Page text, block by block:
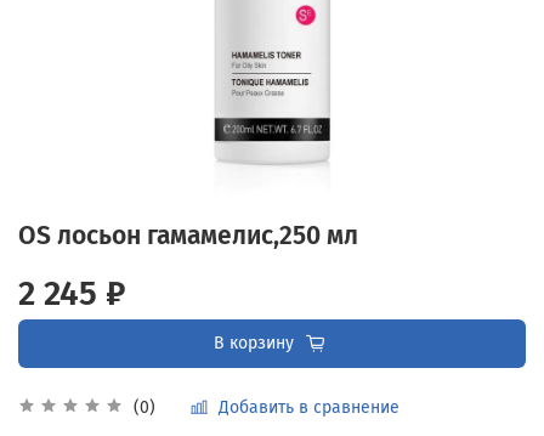
OS лосьон гамамелис,250 мл
(0) Добавить в сравнение
2 245 ₽
В корзину